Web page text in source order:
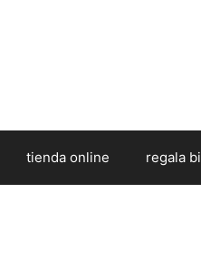
tienda online regala